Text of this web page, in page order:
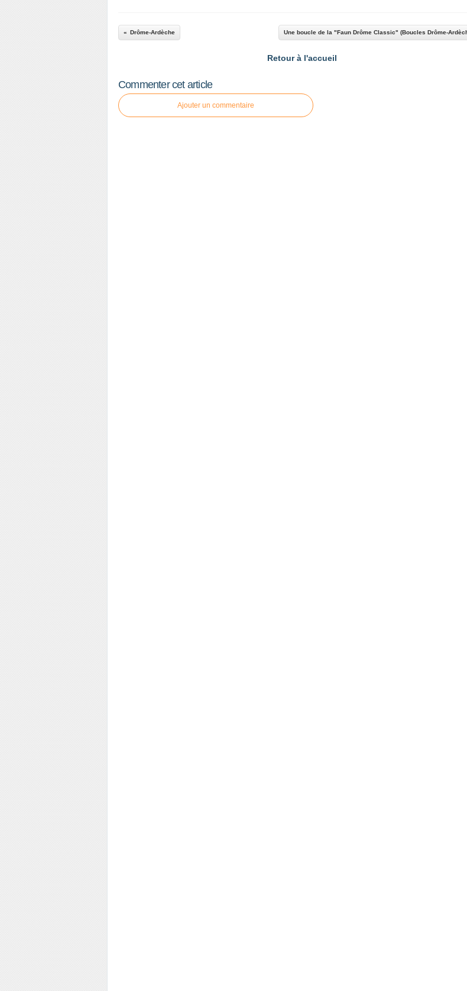
Drôme-Ardèche Une boucle de la "Faun Drôme Classic" (Boucles Drôme-
Retour à l'accueil
Commenter cet article
Ajouter un commentaire